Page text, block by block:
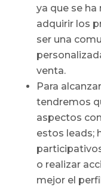
ya que se
adquirir los
ser una
venta.
Para alcanzar
tendremos
aspectos
estos leads;
o realizar
mejor el